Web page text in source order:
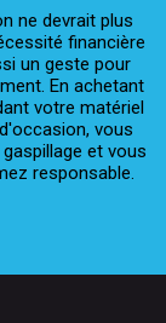
ne devrait plus
financière
un geste pour
En achetant
votre matériel
vous
et vous
responsable.